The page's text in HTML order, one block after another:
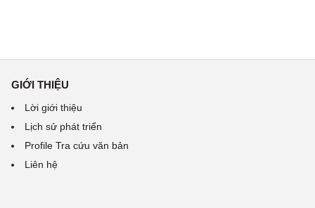
GIỚI THIỆU
Lời giới thiệu
Lịch sử phát triển
Profile Tra cứu văn bản
Liên hệ